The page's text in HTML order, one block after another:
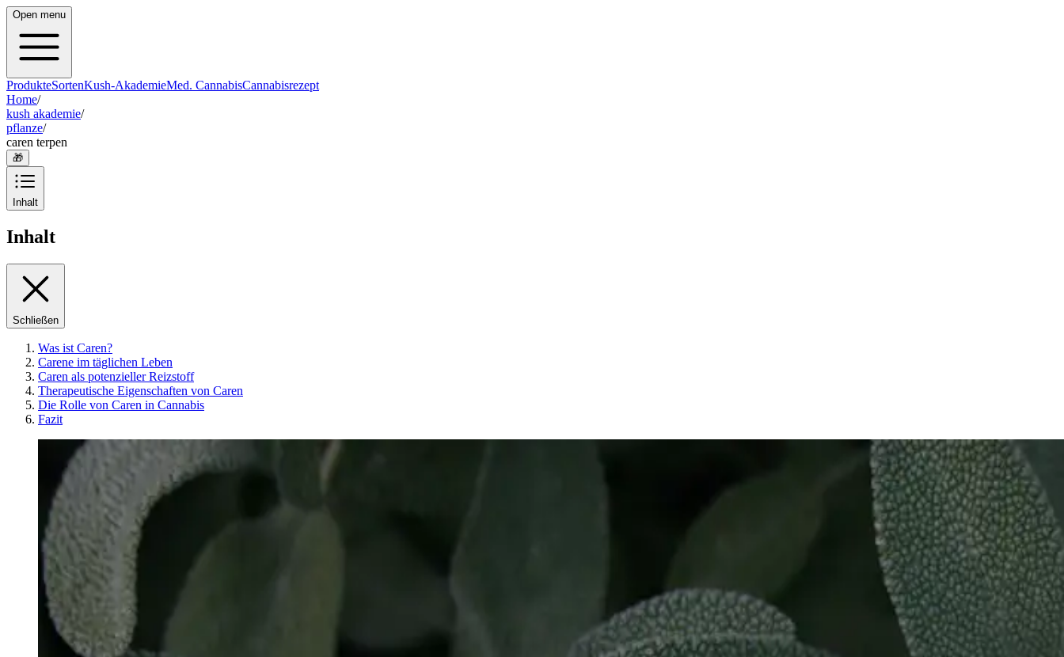
Open menu
ProdukteSortenKush-AkademieMed. CannabisCannabisrezept
Home/
kush akademie/
pflanze/
caren terpen
🎁
Inhalt
Inhalt
Schließen
Was ist Caren?
Carene im täglichen Leben
Caren als potenzieller Reizstoff
Therapeutische Eigenschaften von Caren
Die Rolle von Caren in Cannabis
Fazit